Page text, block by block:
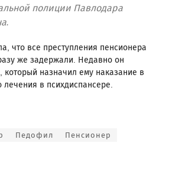
полиции Павлодара
что все преступления пенсионера
же задержали. Недавно он
который назначил ему наказание в
лечения в психдиспансере.
Педофил Пенсионер